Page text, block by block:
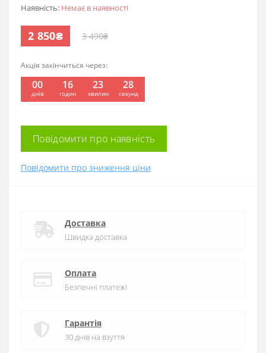
Наявність: Немає в наявності
2 850₴ 3 490₴
Акція закінчиться через:
00
днів
16
годин
23
хвилин
27
секунд
Повідомити про наявність
Повідомити про зниження ціни
Доставка
Швидка доставка
Оплата
Безпечні платежі
Гарантія
30 днів на взуття